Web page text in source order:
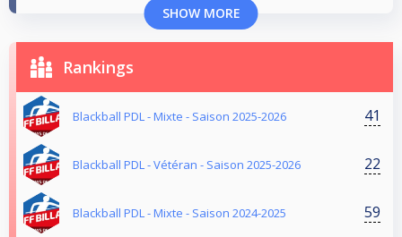
SHOW MORE
Rankings
Blackball PDL - Mixte - Saison 2025-2026 41
Blackball PDL - Vétéran - Saison 2025-2026 22
Blackball PDL - Mixte - Saison 2024-2025 59